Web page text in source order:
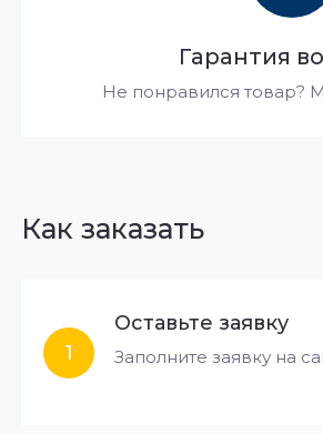
Гарантия
Не понравился товар?
Как заказать
1
Оставьте заявку
Заполните заявку на